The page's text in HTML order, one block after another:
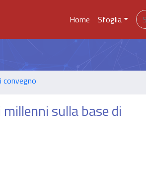
Home Sfoglia
convegno
sulla base di